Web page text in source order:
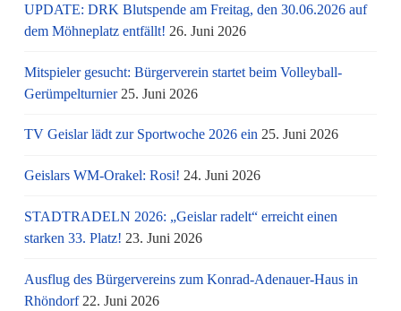
UPDATE: DRK Blutspende am Freitag, den 30.06.2026 auf
dem Möhneplatz entfällt! 26. Juni 2026
Mitspieler gesucht: Bürgerverein startet beim Volleyball-
Gerümpelturnier 25. Juni 2026
TV Geislar lädt zur Sportwoche 2026 ein 25. Juni 2026
Geislars WM-Orakel: Rosi! 24. Juni 2026
STADTRADELN 2026: „Geislar radelt“ erreicht einen
starken 33. Platz! 23. Juni 2026
Ausflug des Bürgervereins zum Konrad-Adenauer-Haus in
Rhöndorf 22. Juni 2026